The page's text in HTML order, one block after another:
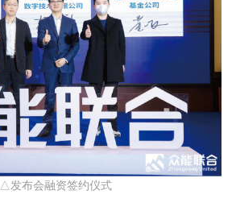
△发布会融资签约仪式